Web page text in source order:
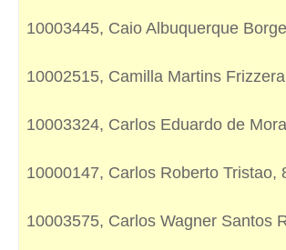
10003445, Caio Albuquerque
10002515, Camilla Martins
10003324, Carlos Eduardo de
10000147, Carlos Roberto Tristao,
10003575, Carlos Wagner Santos